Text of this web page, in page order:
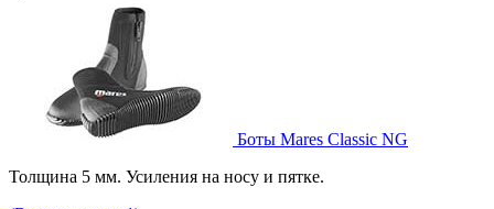
Боты Mares Classic NG
Толщина 5 мм. Усиления на носу и пятке.